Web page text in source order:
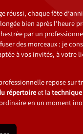
réussi, chaque fête
bien après l’heure
par un
des morceaux : je
à vos invités, à votre
repose sur
répertoireet latechnique
en un moment